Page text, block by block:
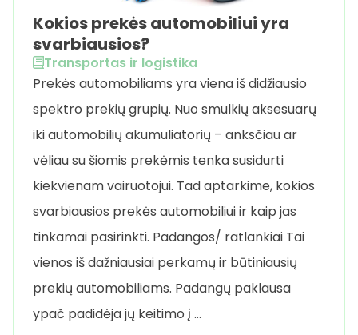
Kokios prekės automobiliui yra
svarbiausios?
Transportas ir logistika
Prekės automobiliams yra viena iš didžiausio
spektro prekių grupių. Nuo smulkių aksesuarų
iki automobilių akumuliatorių – anksčiau ar
vėliau su šiomis prekėmis tenka susidurti
kiekvienam vairuotojui. Tad aptarkime, kokios
svarbiausios prekės automobiliui ir kaip jas
tinkamai pasirinkti. Padangos/ ratlankiai Tai
vienos iš dažniausiai perkamų ir būtiniausių
prekių automobiliams. Padangų paklausa
ypač padidėja jų keitimo į …